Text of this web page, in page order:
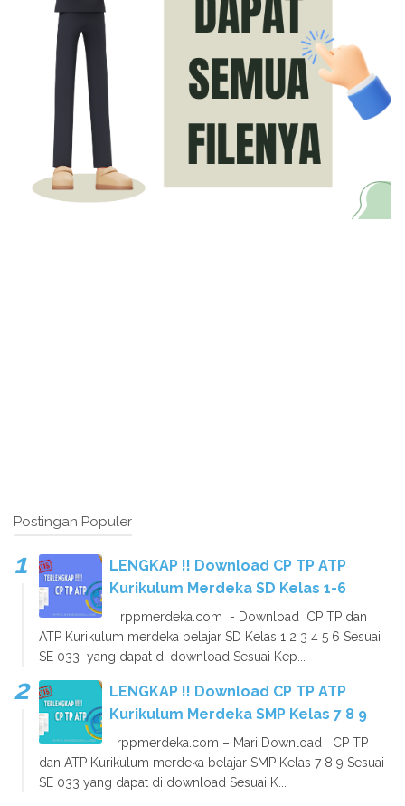
Postingan Populer
LENGKAP !! Download CP TP ATP
Kurikulum Merdeka SD Kelas 1-6
rppmerdeka.com - Download CP TP dan
ATP Kurikulum merdeka belajar SD Kelas 1 2 3 4 5 6 Sesuai
SE 033 yang dapat di download Sesuai Kep...
LENGKAP !! Download CP TP ATP
Kurikulum Merdeka SMP Kelas 7 8 9
rppmerdeka.com – Mari Download CP TP
dan ATP Kurikulum merdeka belajar SMP Kelas 7 8 9 Sesuai
SE 033 yang dapat di download Sesuai K...